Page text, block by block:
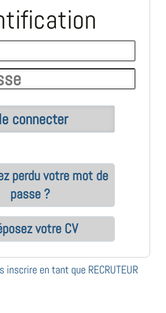
perdu votre mot de
passe ?
votre CV
inscrire en tant que RECRUTEUR